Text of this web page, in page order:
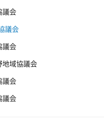
議会
議会
議会
地域協議会
議会
議会